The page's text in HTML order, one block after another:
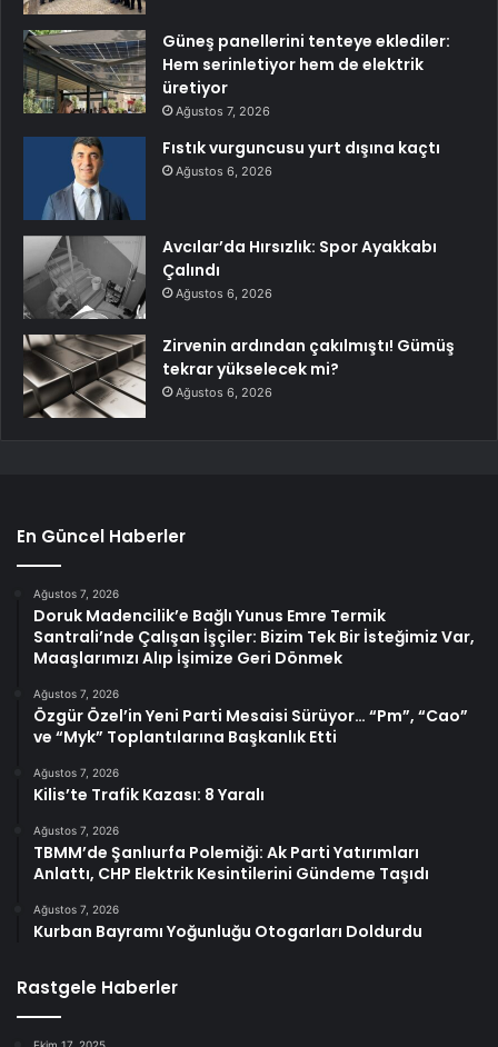
Güneş panellerini tenteye eklediler:
Hem serinletiyor hem de elektrik
üretiyor
Ağustos 7, 2026
Fıstık vurguncusu yurt dışına kaçtı
Ağustos 6, 2026
Avcılar’da Hırsızlık: Spor Ayakkabı
Çalındı
Ağustos 6, 2026
Zirvenin ardından çakılmıştı! Gümüş
tekrar yükselecek mi?
Ağustos 6, 2026
En Güncel Haberler
Ağustos 7, 2026
Doruk Madencilik’e Bağlı Yunus Emre Termik
Santrali’nde Çalışan İşçiler: Bizim Tek Bir İsteğimiz Var,
Maaşlarımızı Alıp İşimize Geri Dönmek
Ağustos 7, 2026
Özgür Özel’in Yeni Parti Mesaisi Sürüyor… “Pm”, “Cao”
ve “Myk” Toplantılarına Başkanlık Etti
Ağustos 7, 2026
Kilis’te Trafik Kazası: 8 Yaralı
Ağustos 7, 2026
TBMM’de Şanlıurfa Polemiği: Ak Parti Yatırımları
Anlattı, CHP Elektrik Kesintilerini Gündeme Taşıdı
Ağustos 7, 2026
Kurban Bayramı Yoğunluğu Otogarları Doldurdu
Rastgele Haberler